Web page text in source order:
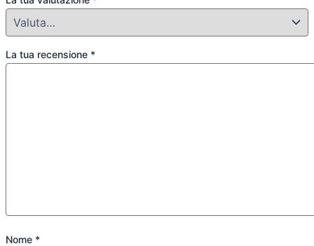
La tua recensione *
Nome *